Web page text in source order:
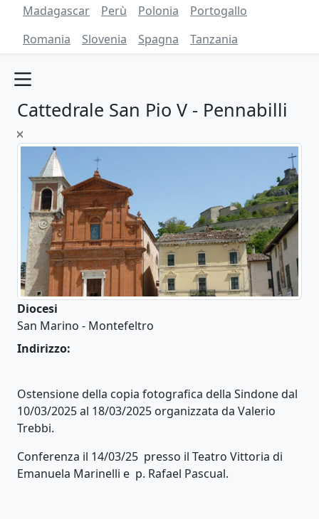
Madagascar
Perù Polonia
Portogallo
Romania
Slovenia Spagna Tanzania
Cattedrale San Pio V - Pennabilli
Diocesi
San Marino - Montefeltro
Indirizzo:
Ostensione della copia fotografica della Sindone dal
10/03/2025 al 18/03/2025 organizzata da Valerio
Trebbi.
Conferenza il 14/03/25 presso il Teatro Vittoria di
Emanuela Marinelli e p. Rafael Pascual.